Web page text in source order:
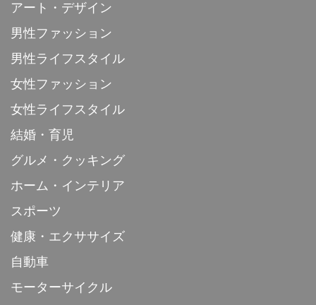
アート・デザイン
男性ファッション
男性ライフスタイル
女性ファッション
女性ライフスタイル
結婚・育児
グルメ・クッキング
ホーム・インテリア
スポーツ
健康・エクササイズ
自動車
モーターサイクル